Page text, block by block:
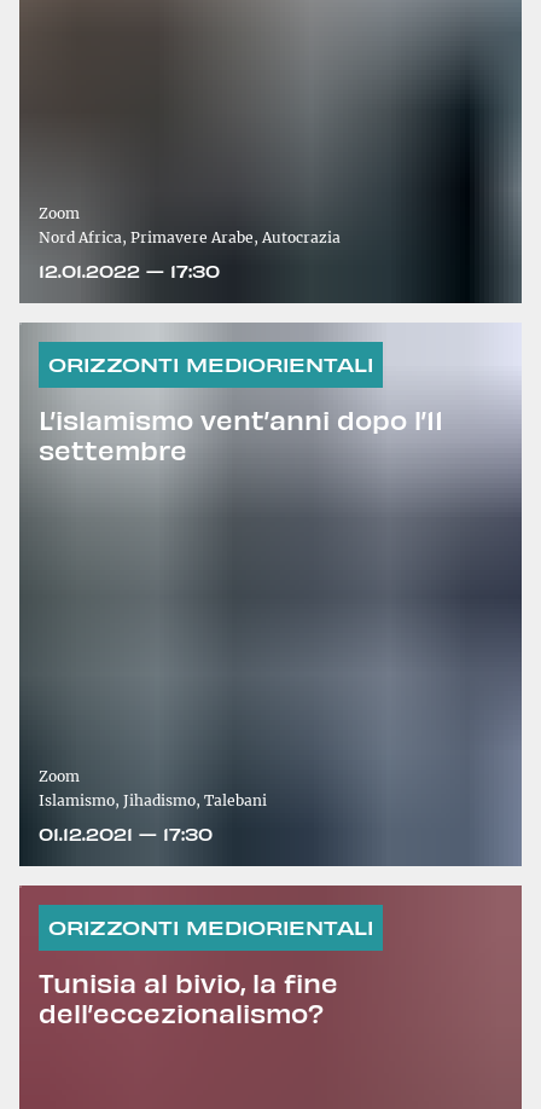
Zoom
Nord Africa, Primavere Arabe, Autocrazia
12.01.2022 — 17:30
ORIZZONTI MEDIORIENTALI
L’islamismo vent’anni dopo l’11
settembre
Zoom
Islamismo, Jihadismo, Talebani
01.12.2021 — 17:30
ORIZZONTI MEDIORIENTALI
Tunisia al bivio, la fine
dell’eccezionalismo?